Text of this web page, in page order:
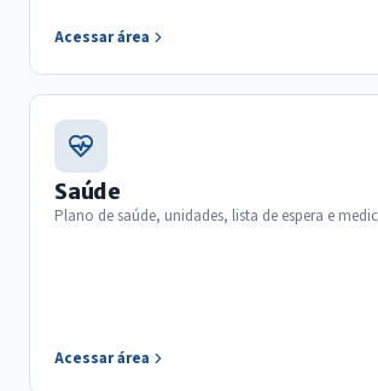
Acessar área
Saúde
Plano de saúde, unidades, lista de espera e
Acessar área